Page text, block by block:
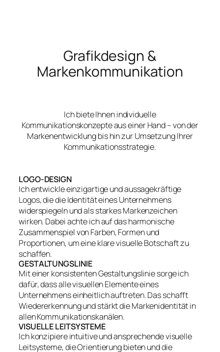
Grafikdesign &
Markenkommunikation
Ich biete Ihnen individuelle
Kommunikationskonzepte aus einer Hand – von der
Markenentwicklung bis hin zur Umsetzung Ihrer
Kommunikationsstrategie.
LOGO-DESIGN
Ich entwickle einzigartige und aussagekräftige
Logos, die die Identität eines Unternehmens
widerspiegeln und als starkes Markenzeichen
wirken. Dabei achte ich auf das harmonische
Zusammenspiel von Farben, Formen und
Proportionen, um eine klare visuelle Botschaft zu
schaffen.
GESTALTUNGSLINIE
Mit einer konsistenten Gestaltungslinie sorge ich
dafür, dass alle visuellen Elemente eines
Unternehmens einheitlich auftreten. Das schafft
Wiedererkennung und stärkt die Markenidentität in
allen Kommunikationskanälen.
VISUELLE LEITSYSTEME
Ich konzipiere intuitive und ansprechende visuelle
Leitsysteme, die Orientierung bieten und die